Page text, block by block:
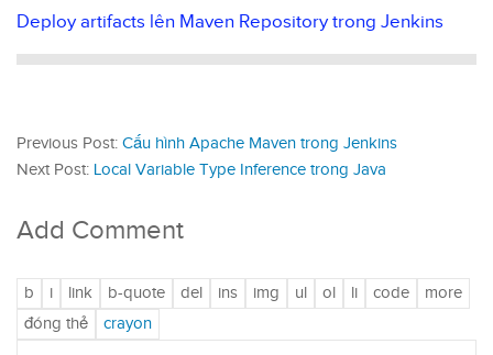
Deploy artifacts lên Maven Repository trong Jenkins
Previous Post: Cấu hình Apache Maven trong Jenkins
Next Post: Local Variable Type Inference trong Java
Add Comment